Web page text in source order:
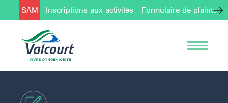
SAM Inscriptions aux activités Formulaire de plainte